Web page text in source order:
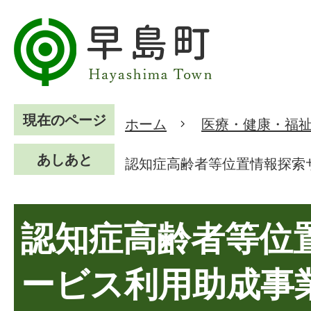
現在のページ ホーム 医療・健康・福
あしあと 認知症高齢者等位置情報探
認知症高齢者等位
ービス利用助成事